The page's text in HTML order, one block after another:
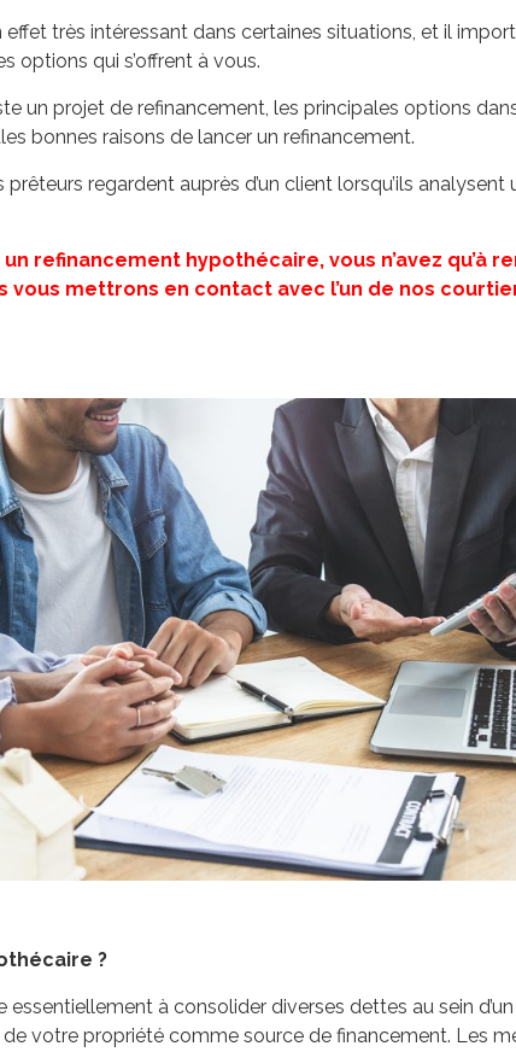
très intéressant dans certaines situations, et il
options qui s’offrent à vous.
un projet de refinancement, les principales options
bonnes raisons de lancer un refinancement.
regardent auprès d’un client lorsqu’ils
refinancement hypothécaire, vous n’avez qu’à
mettrons en contact avec l’un de nos
?
à consolider diverses dettes au sein
de votre propriété comme source de financement. Les